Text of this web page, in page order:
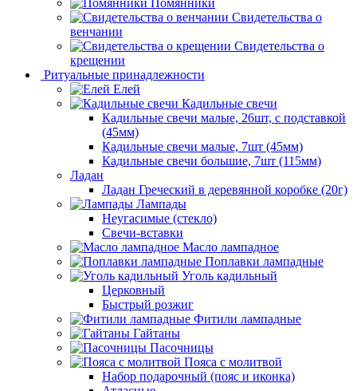
Помянники
Свидетельства о
венчании
Свидетельства о
крещении
Ритуальные принадлежности
Елей
Кадильные свечи
Кадильные свечи малые, 26шт, с подставкой
(45мм)
Кадильные свечи малые, 7шт (45мм)
Кадильные свечи большие, 7шт (115мм)
Ладан
Ладан Греческий в деревянной коробке (20г)
Лампады
Неугасимые (стекло)
Свечи-вставки
Масло лампадное
Поплавки лампадные
Уголь кадильный
Церковный
Быстрый розжиг
Фитили лампадные
Гайтаны
Пасочницы
Пояса с молитвой
Набор подарочный (пояс и иконка)